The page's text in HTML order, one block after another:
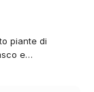
piante di
e…